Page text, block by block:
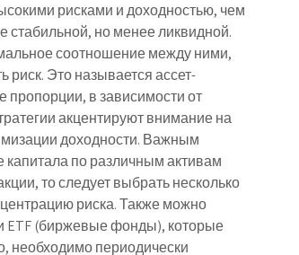
рисками и доходностью, чем
стабильной, но менее ликвидной.
соотношение между ними,
риск. Это называется ассет-
пропорции, в зависимости от
акцентируют внимание на
доходности. Важным
по различным активам
то следует выбрать несколько
риска. Также можно
ETF (биржевые фонды), которые
необходимо периодически